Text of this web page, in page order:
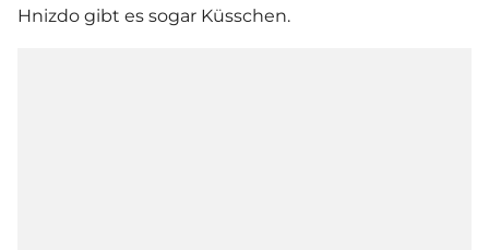
Hnizdo gibt es sogar Küsschen.